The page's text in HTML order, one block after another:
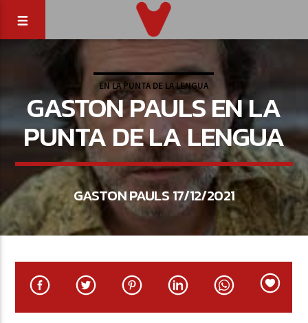
EN LA PUNTA DE LA LENGUA
GASTON PAULS EN LA
PUNTA DE LA LENGUA
GASTON PAULS 17/12/2021